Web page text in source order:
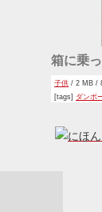
箱に乗
子供 / 2 MB /
[tags] ダンボ